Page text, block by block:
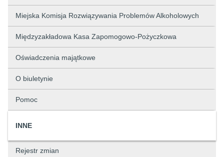
Miejska Komisja Rozwiązywania Problemów Alkoholowych
Międzyzakładowa Kasa Zapomogowo-Pożyczkowa
Oświadczenia majątkowe
O biuletynie
Pomoc
INNE
Rejestr zmian